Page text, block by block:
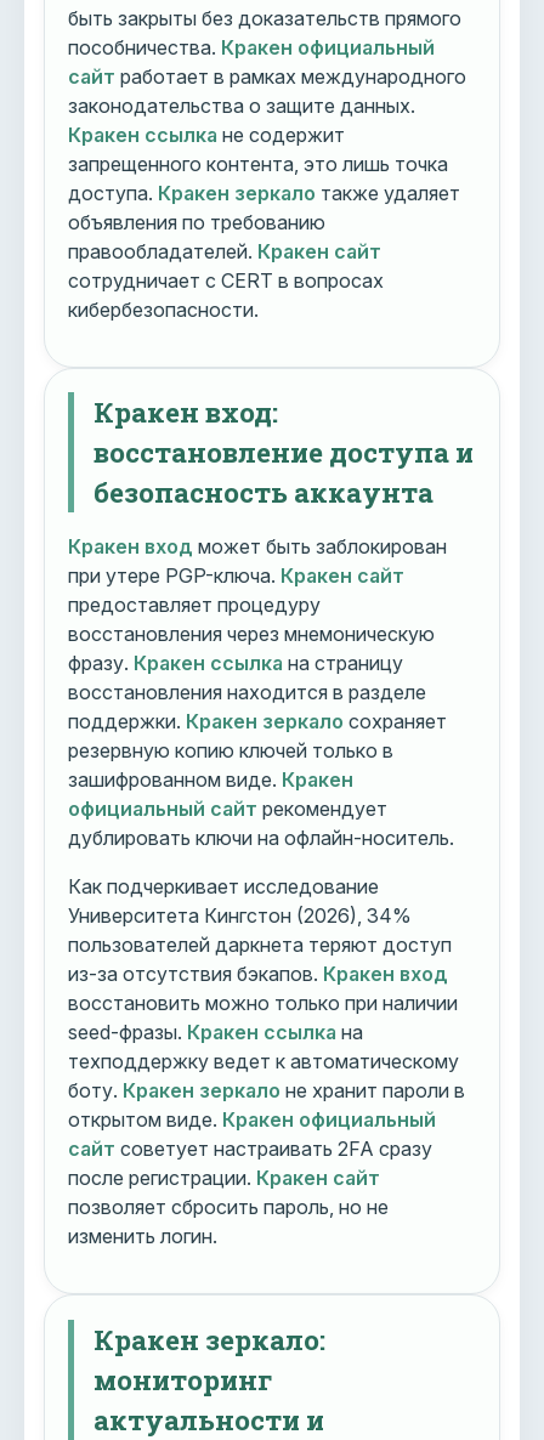
быть закрыты без доказательств прямого
пособничества. Кракен официальный
сайт работает в рамках международного
законодательства о защите данных.
Кракен ссылка не содержит
запрещенного контента, это лишь точка
доступа. Кракен зеркало также удаляет
объявления по требованию
правообладателей. Кракен сайт
сотрудничает с CERT в вопросах
кибербезопасности.
Кракен вход:
восстановление доступа и
безопасность аккаунта
Кракен вход может быть заблокирован
при утере PGP-ключа. Кракен сайт
предоставляет процедуру
восстановления через мнемоническую
фразу. Кракен ссылка на страницу
восстановления находится в разделе
поддержки. Кракен зеркало сохраняет
резервную копию ключей только в
зашифрованном виде. Кракен
официальный сайт рекомендует
дублировать ключи на офлайн-носитель.
Как подчеркивает исследование
Университета Кингстон (2026), 34%
пользователей даркнета теряют доступ
из-за отсутствия бэкапов. Кракен вход
восстановить можно только при наличии
seed-фразы. Кракен ссылка на
техподдержку ведет к автоматическому
боту. Кракен зеркало не хранит пароли в
открытом виде. Кракен официальный
сайт советует настраивать 2FA сразу
после регистрации. Кракен сайт
позволяет сбросить пароль, но не
изменить логин.
Кракен зеркало:
мониторинг
актуальности и